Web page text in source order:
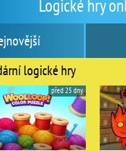
Logické hry
logické hry
před 25 dny